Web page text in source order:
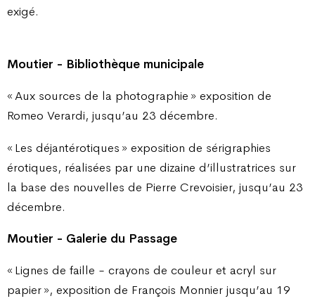
exigé.
Moutier - Bibliothèque municipale
« Aux sources de la photographie » exposition de
Romeo Verardi, jusqu’au 23 décembre.
« Les déjantérotiques » exposition de sérigraphies
érotiques, réalisées par une dizaine d’illustratrices sur
la base des nouvelles de Pierre Crevoisier, jusqu’au 23
décembre.
Moutier - Galerie du Passage
« Lignes de faille - crayons de couleur et acryl sur
papier », exposition de François Monnier jusqu’au 19